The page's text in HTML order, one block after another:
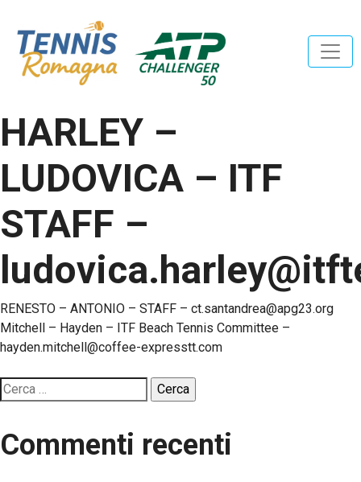
HARLEY –
LUDOVICA – ITF
STAFF –
Navigazione
articoli
RENESTO – ANTONIO – STAFF – ct.santandrea@apg23.org
Mitchell – Hayden – ITF Beach Tennis Committee –
hayden.mitchell@coffee-expresstt.com
Ricerca
per:
Commenti recenti